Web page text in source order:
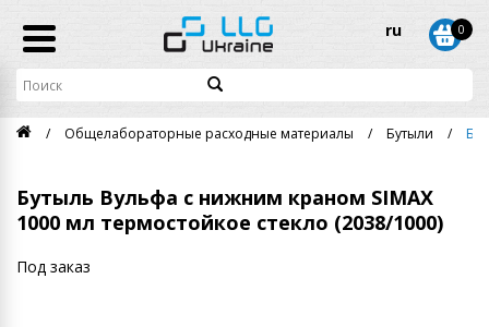
ru 0
Общелабораторные расходные материалы Бутыли
Бутыль Вульфа с нижним краном SIMAX
1000 мл термостойкое стекло (2038/1000)
Под заказ